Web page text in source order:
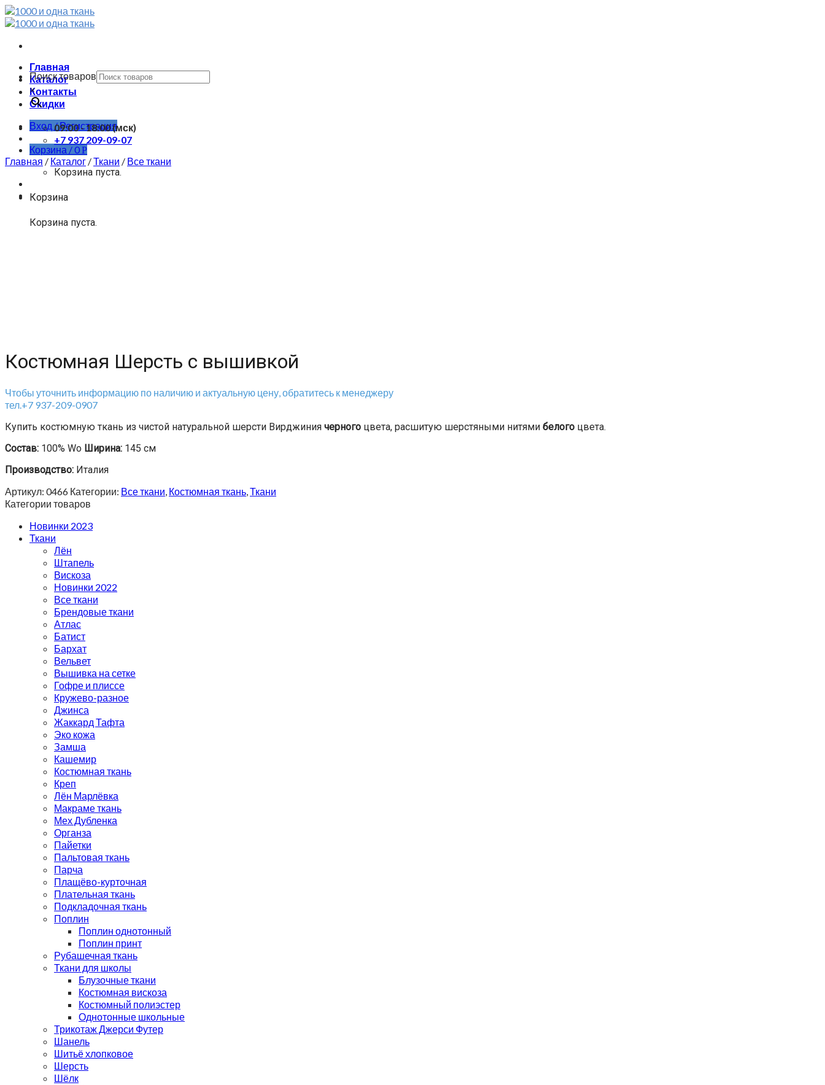
Skip
to
Главная
Каталог
Контакты
Скидки
Вход / Регистрация
Корзина /0Р
Корзина пуста.
Корзина
Корзина пуста.
Поиск товаров
×
09:00 - 18:00 (мск)
+7 937 209-09-07
Главная / Каталог /Ткани / Все ткани
Костюмная Шерсть с вышивкой
Чтобы уточнить информацию по наличию и актуальную цену, обратитесь к менеджеру
тел.+7 937-209-0907
Купить костюмную ткань из чистой натуральной шерсти Вирджиния черного цвета, расшитую шерстяными нитями белого цвета.
Состав: 100% Wo Ширина: 145 см
Производство: Италия
Артикул: 0466 Категории: Все ткани, Костюмная ткань,Ткани
Категории товаров
Новинки 2023
Ткани
Лён
Штапель
Вискоза
Новинки 2022
Все ткани
Брендовые ткани
Атлас
Батист
Бархат
Вельвет
Вышивка на сетке
Гофре и плиссе
Кружево-разное
Джинса
Жаккард Тафта
Эко кожа
Замша
Кашемир
Костюмная ткань
Креп
Лён Марлёвка
Макраме ткань
Мех Дубленка
Органза
Пайетки
Пальтовая ткань
Парча
Плащёво-курточная
Плательная ткань
Подкладочная ткань
Поплин
Поплин однотонный
Поплин принт
Рубашечная ткань
Ткани для школы
Блузочные ткани
Костюмная вискоза
Костюмный полиэстер
Однотонные школьные
Трикотаж Джерси Футер
Шанель
Шитьё хлопковое
Шерсть
Шёлк